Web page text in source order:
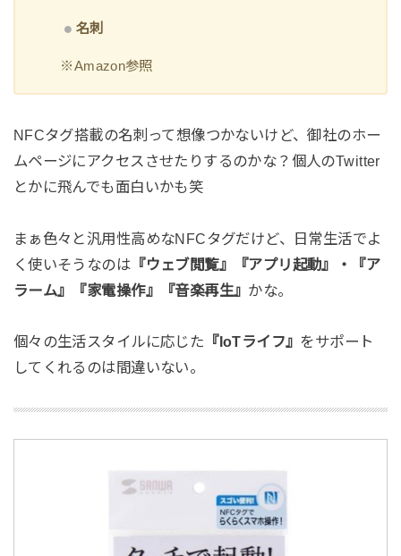
名刺
※Amazon参照
NFCタグ搭載の名刺って想像つかないけど、御社のホー
ムページにアクセスさせたりするのかな？個人のTwitter
とかに飛んでも面白いかも笑
まぁ色々と汎用性高めなNFCタグだけど、日常生活でよ
く使いそうなのは 『ウェブ閲覧』『アプリ起動』・『ア
ラーム』『家電操作』『音楽再生』 かな。
個々の生活スタイルに応じた 『IoTライフ』 をサポート
してくれるのは間違いない。